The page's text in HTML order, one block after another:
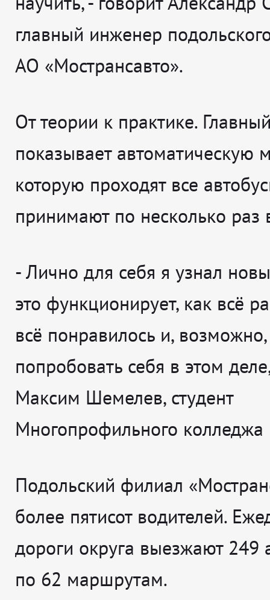
главный инженер
АО «Мострансавто».
От теории к практике.
показывает автоматическую
которую проходят все
принимают по несколько раз
-Лично для себя я узнал
это функционирует, как всё
всё понравилось и,
попробовать себя в этом деле
Максим Шемелев, студент
Многопрофильного
Подольский филиал
более пятисот водителей.
дороги округа выезжают 249
по 62 маршрутам.